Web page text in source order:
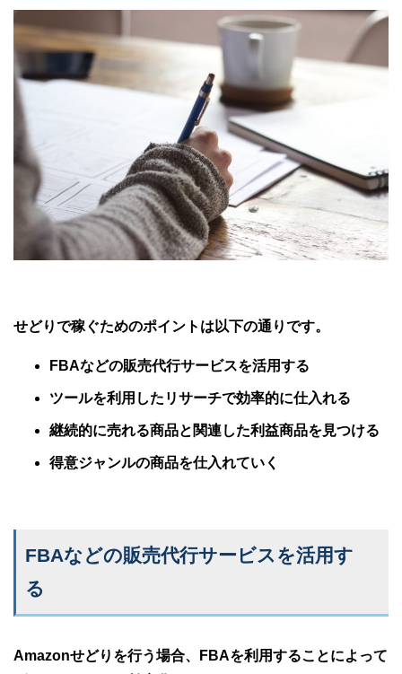
せどりで稼ぐためのポイントは以下の通りです。
FBAなどの販売代行サービスを活用する
ツールを利用したリサーチで効率的に仕入れる
継続的に売れる商品と関連した利益商品を見つける
得意ジャンルの商品を仕入れていく
FBAなどの販売代行サービスを活用す
る
Amazonせどりを行う場合、FBAを利用することによって